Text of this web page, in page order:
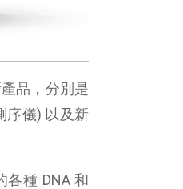
品，分別是
序儀) 以及新
種 DNA 和